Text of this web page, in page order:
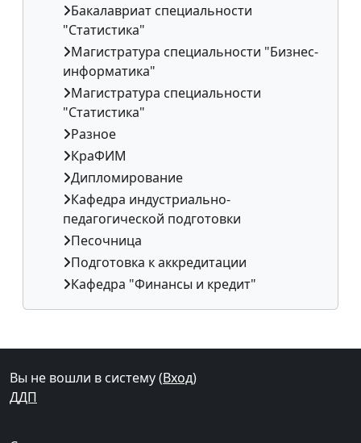
Бакалавриат специальности
"Статистика"
Магистратура специальности "Бизнес-
информатика"
Магистратура специальности
"Статистика"
Разное
КраФИМ
Дипломирование
Кафедра индустриально-
педагогической подготовки
Песочница
Подготовка к аккредитации
Кафедра "Финансы и кредит"
Дополнительные блоки
Вы не вошли в систему (Вход)
ДДП